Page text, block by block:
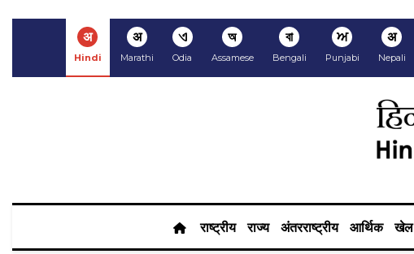
अ
Hindi
अ
Marathi
ଏ
Odia
অ
Assamese
বা
Bengali
ਅ
Punjabi
अ
Nepali
राष्ट्रीय राज्य अंतरराष्ट्रीय आर्थिक खेल